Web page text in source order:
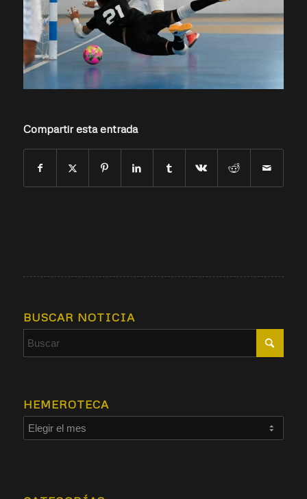
Compartir esta entrada
BUSCAR NOTICIA
HEMEROTECA